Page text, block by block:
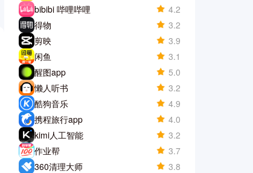
bibibi 哔哩哔哩
4.2
得物
3.2
剪映
3.9
闲鱼
3.1
醒图app
5.0
懒人听书
3.2
酷狗音乐
4.9
携程旅行app
4.0
kimi人工智能
3.2
作业帮
3.7
360清理大师
3.8